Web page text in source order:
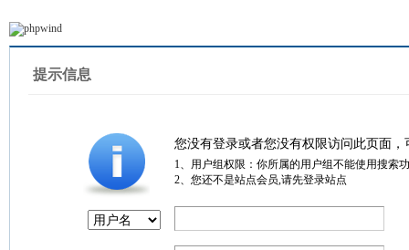
提示信息
您没有登录或者您没有权限访问此页面
1、用户组权限：你所属的用户组不能使用搜索
2、您还不是站点会员,请先登录站点